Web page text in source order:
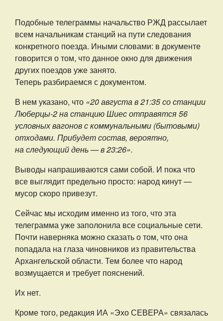
Подобные телеграммы начальство РЖД рассылает
всем начальникам станций на пути следования
конкретного поезда. Иными словами: в документе
говорится о том, что данное окно для движения
других поездов уже занято.
Теперь разбираемся с документом.
В нем указано, что «20 августа в 21:35 со станции
Люберцы-2 на станцию Шиес отправятся 56
условных вагонов с коммунальными (бытовыми)
отходами. Прибудет состав, вероятно,
на следующий день — в 23:26».
Выводы напрашиваются сами собой. И пока что
все выглядит предельно просто: народ кинут —
мусор скоро привезут.
Сейчас мы исходим именно из того, что эта
телеграмма уже заполонила все социальные сети.
Почти наверняка можно сказать о том, что она
попадала на глаза чиновников из правительства
Архангельской области. Тем более что народ
возмущается и требует пояснений.
Их нет.
Кроме того, редакция ИА «Эхо СЕВЕРА» связалась